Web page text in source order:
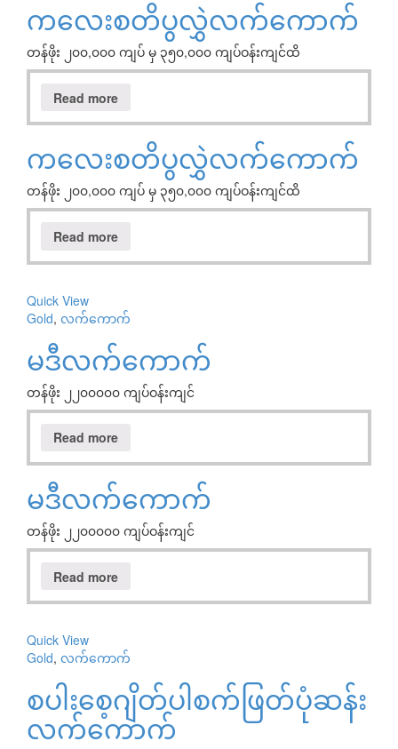
ကလေးစတိပွလွှဲလက်ကောက်
တန်ဖိုး ၂၀၀,၀၀၀ ကျပ် မှ ၃၅၀,၀၀၀ ကျပ်ဝန်းကျင်ထိ
Read more
ကလေးစတိပွလွှဲလက်ကောက်
တန်ဖိုး ၂၀၀,၀၀၀ ကျပ် မှ ၃၅၀,၀၀၀ ကျပ်ဝန်းကျင်ထိ
Read more
Quick View
Gold, လက်ကောက်
မဒီလက်ကောက်
တန်ဖိုး ၂၂၀၀၀၀၀ ကျပ်ဝန်းကျင်
Read more
မဒီလက်ကောက်
တန်ဖိုး ၂၂၀၀၀၀၀ ကျပ်ဝန်းကျင်
Read more
Quick View
Gold, လက်ကောက်
စပါးစေ့ဂျိတ်ပါစက်ဖြတ်ပုံဆန်း
လက်ကောက်